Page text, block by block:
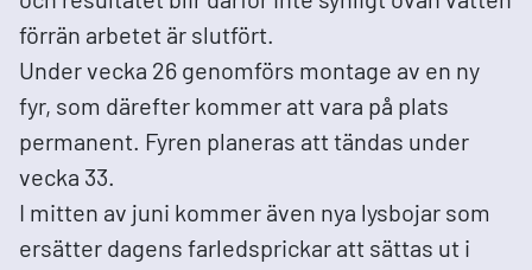
förrän arbetet är slutfört.
Under vecka 26 genomförs montage av en ny
fyr, som därefter kommer att vara på plats
permanent. Fyren planeras att tändas under
vecka 33.
I mitten av juni kommer även nya lysbojar som
ersätter dagens farledsprickar att sättas ut i